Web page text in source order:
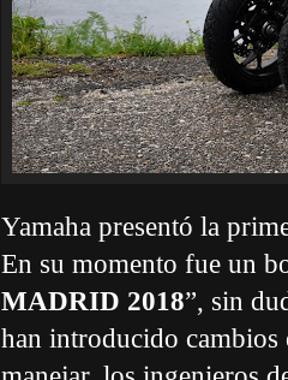
Yamaha presentó la
En su momento fue un
MADRID 2018”, sin
han introducido cambios